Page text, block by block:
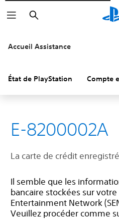
Rechercher
Accueil Assistance
État de PlayStation Compte
E-8200002A
La carte de crédit
Il semble que les
bancaire stockées sur
Entertainment Network
Veuillez procéder comme